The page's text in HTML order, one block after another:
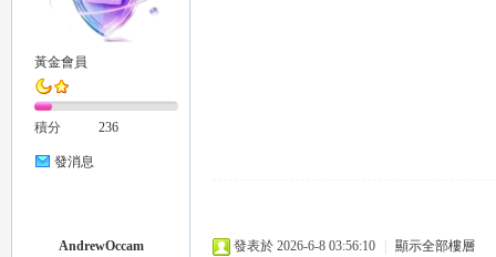
黃金會員
積分 236
發消息
AndrewOccam 發表於 2026-6-8 03:56:10 顯示全部樓層